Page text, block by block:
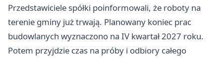
Przedstawiciele spółki poinformowali, że roboty na
terenie gminy już trwają. Planowany koniec prac
budowlanych wyznaczono na IV kwartał 2027 roku.
Potem przyjdzie czas na próby i odbiory całego